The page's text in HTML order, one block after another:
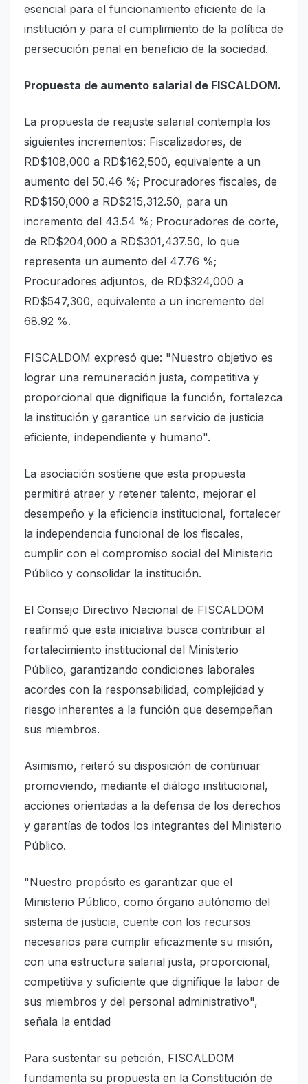
esencial para el funcionamiento eficiente de la
institución y para el cumplimiento de la política de
persecución penal en beneficio de la sociedad.
Propuesta de aumento salarial de FISCALDOM.
La propuesta de reajuste salarial contempla los
siguientes incrementos: Fiscalizadores, de
RD$108,000 a RD$162,500, equivalente a un
aumento del 50.46 %; Procuradores fiscales, de
RD$150,000 a RD$215,312.50, para un
incremento del 43.54 %; Procuradores de corte,
de RD$204,000 a RD$301,437.50, lo que
representa un aumento del 47.76 %;
Procuradores adjuntos, de RD$324,000 a
RD$547,300, equivalente a un incremento del
68.92 %.
FISCALDOM expresó que: "Nuestro objetivo es
lograr una remuneración justa, competitiva y
proporcional que dignifique la función, fortalezca
la institución y garantice un servicio de justicia
eficiente, independiente y humano".
La asociación sostiene que esta propuesta
permitirá atraer y retener talento, mejorar el
desempeño y la eficiencia institucional, fortalecer
la independencia funcional de los fiscales,
cumplir con el compromiso social del Ministerio
Público y consolidar la institución.
El Consejo Directivo Nacional de FISCALDOM
reafirmó que esta iniciativa busca contribuir al
fortalecimiento institucional del Ministerio
Público, garantizando condiciones laborales
acordes con la responsabilidad, complejidad y
riesgo inherentes a la función que desempeñan
sus miembros.
Asimismo, reiteró su disposición de continuar
promoviendo, mediante el diálogo institucional,
acciones orientadas a la defensa de los derechos
y garantías de todos los integrantes del Ministerio
Público.
"Nuestro propósito es garantizar que el
Ministerio Público, como órgano autónomo del
sistema de justicia, cuente con los recursos
necesarios para cumplir eficazmente su misión,
con una estructura salarial justa, proporcional,
competitiva y suficiente que dignifique la labor de
sus miembros y del personal administrativo",
señala la entidad
Para sustentar su petición, FISCALDOM
fundamenta su propuesta en la Constitución de